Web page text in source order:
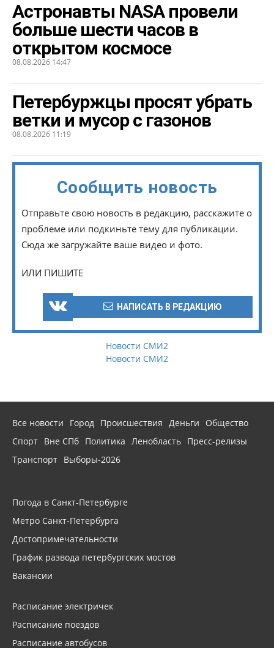
Астронавты NASA провели
больше шести часов в
открытом космосе
08.08.2026 14:47
Петербуржцы просят убрать
ветки и мусор с газонов
08.08.2026 11:19
Сообщить новость
Отправьте свою новость в редакцию, расскажите о
проблеме или подкиньте тему для публикации.
Сюда же загружайте ваше видео и фото.
ИЛИ ПИШИТЕ
НАПИСАТЬ В РЕДАКЦИЮ
Новости СМИ2
Новости СМИ2
Все новости Город Происшествия Деньги
Общество
Спорт Вне СПб Политика Ленобласть Пресс-релизы
Транспорт Выборы-2026
Погода в Санкт-Петербурге
Метро Санкт-Петербурга
Достопримечательности
График развода петербургских мостов
Вакансии
Расписание электричек
Расписание поездов
Расписание автобусов